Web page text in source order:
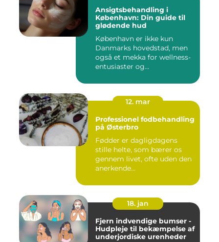
Ansigtsbehandling i
København: Din guide til
glødende hud
København er ikke kun
Danmarks hovedstad, men
også et mekka for wellness-
entusiaster og...
12. mar
Professionel fodbehandling
på Østerbro
Fødder er dagligdagens
stille helte, som bærer os
gennem livet, ofte uden den
anerkende...
18. jan
Fjern indvendige bumser -
Hudpleje til bekæmpelse af
underjordiske urenheder